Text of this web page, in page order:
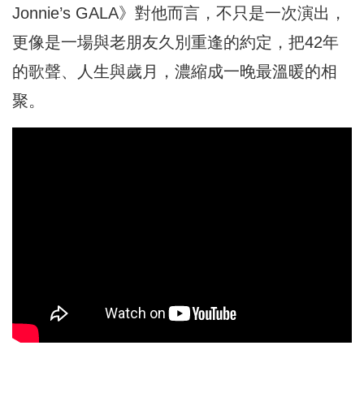
Jonnie’s GALA》對他而言，不只是一次演出，
更像是一場與老朋友久別重逢的約定，把42年
的歌聲、人生與歲月，濃縮成一晚最溫暖的相
聚。